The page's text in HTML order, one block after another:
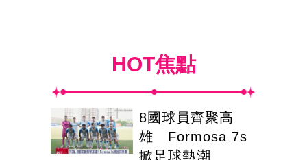
HOT焦點
8國球員齊聚高
雄 Formosa 7s
掀足球熱潮